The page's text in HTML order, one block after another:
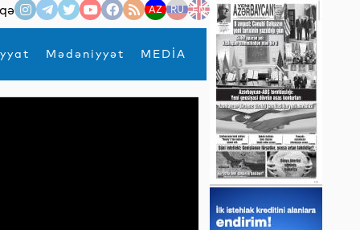
AZ RU EN
Mədəniyyət MEDİA
×